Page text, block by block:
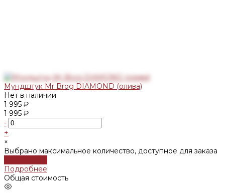
Мундштук Mr Brog DIAMOND (олива)
Нет в наличии
1 995 ₽
1 995 ₽
-
+
×
Выбрано максимальное количество, доступное для заказа
Подробнее
Общая стоимость